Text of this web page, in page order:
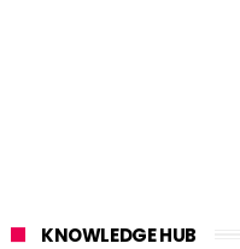
KNOWLEDGE HUB